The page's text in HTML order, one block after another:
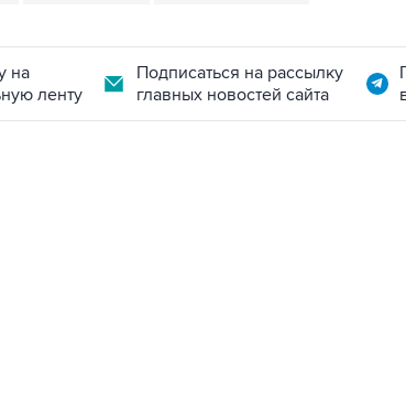
на
ленту
Подписаться на рассылку
главных новостей сайта